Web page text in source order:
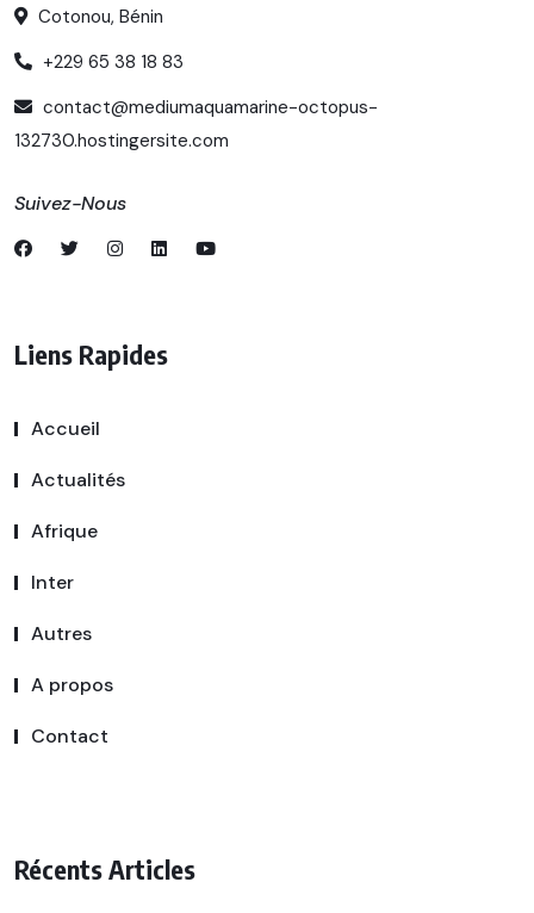
Cotonou, Bénin
+229 65 38 18 83
contact@mediumaquamarine-octopus-
132730.hostingersite.com
Suivez-Nous
Liens Rapides
Accueil
Actualités
Afrique
Inter
Autres
A propos
Contact
Récents Articles